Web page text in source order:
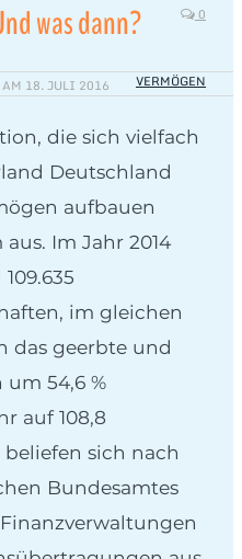
was dann? 0
AM 18. JULI 2016 VERMÖGEN
die sich vielfach
Deutschland
aufbauen
Im Jahr 2014
im gleichen
das geerbte und
54,6 %
auf 108,8
sich nach
Bundesamtes